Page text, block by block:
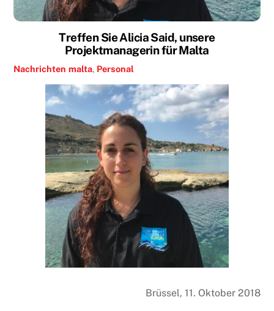
Treffen Sie Alicia Said, unsere
Projektmanagerin für Malta
Nachrichten malta, Personal
Brüssel, 11. Oktober 2018